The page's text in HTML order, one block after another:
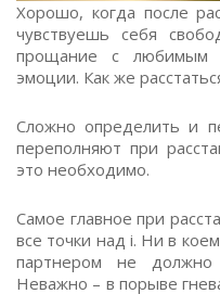
Хорошо, когда после
чувствуешь себя
прощание с любимым
эмоции. Как же
Сложно определить и
переполняют при
это необходимо.
Самое главное при
все точки над i. Ни в
партнером не должно
Неважно – в порыве